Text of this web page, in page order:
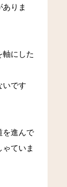
りま
にした
いです
を進んで
ていま